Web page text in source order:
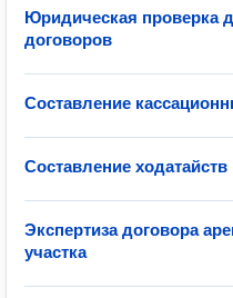
Юридическая проверка
договоров
Составление
Составление ходатайств
Экспертиза договора
участка